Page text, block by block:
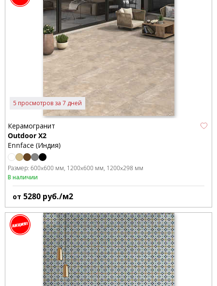
5 просмотров за 7 дней
Керамогранит
Outdoor X2
Ennface (Индия)
Размер: 600x600 мм 1200x600 мм 1200x298 мм
В наличии
от 5280 руб./м2